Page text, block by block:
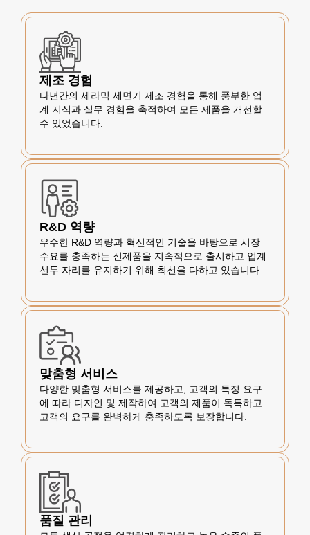
제조 경험
다년간의 세라믹 세면기 제조 경험을 통해 풍부한 업
계 지식과 실무 경험을 축적하여 모든 제품을 개선할
수 있었습니다.
R&D 역량
우수한 R&D 역량과 혁신적인 기술을 바탕으로 시장
수요를 충족하는 신제품을 지속적으로 출시하고 업계
선두 자리를 유지하기 위해 최선을 다하고 있습니다.
맞춤형 서비스
다양한 맞춤형 서비스를 제공하고, 고객의 특정 요구
에 따라 디자인 및 제작하여 고객의 제품이 독특하고
고객의 요구를 완벽하게 충족하도록 보장합니다.
품질 관리